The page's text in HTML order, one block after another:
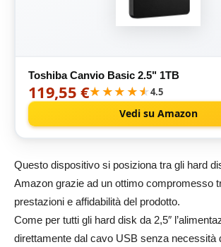
Toshiba Canvio Basic 2.5" 1TB
119,55 €★★★★★
★★★★★4.5
Vedi su Amazon
Questo dispositivo si posiziona tra gli hard
Amazon grazie ad un ottimo compromesso
prestazioni e affidabilità del prodotto.
Come per tutti gli hard disk da 2,5″
direttamente dal cavo USB senza necessità